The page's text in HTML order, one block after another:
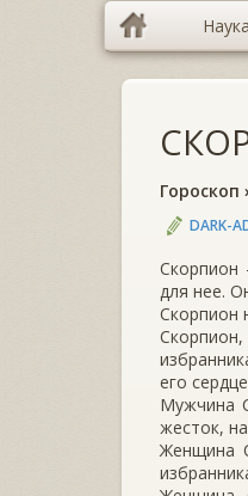
Наука
Гороскоп
DARK-
Скорпион
для нее.
Скорпион
его
Мужчина
жесток,
Женщина